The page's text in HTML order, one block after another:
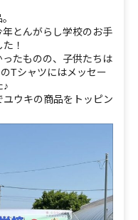
とんがらし学校のお手
！
たものの、子供たちは
Tシャツにはメッセー
♪
ウキの商品をトッピン